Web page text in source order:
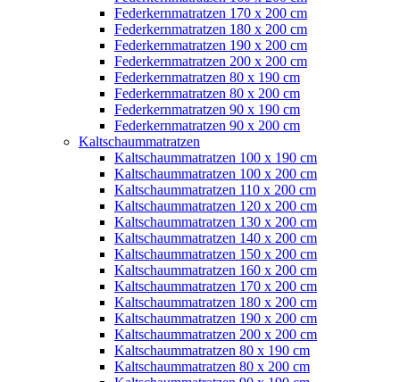
Federkernmatratzen 170 x 200 cm
Federkernmatratzen 180 x 200 cm
Federkernmatratzen 190 x 200 cm
Federkernmatratzen 200 x 200 cm
Federkernmatratzen 80 x 190 cm
Federkernmatratzen 80 x 200 cm
Federkernmatratzen 90 x 190 cm
Federkernmatratzen 90 x 200 cm
Kaltschaummatratzen
Kaltschaummatratzen 100 x 190 cm
Kaltschaummatratzen 100 x 200 cm
Kaltschaummatratzen 110 x 200 cm
Kaltschaummatratzen 120 x 200 cm
Kaltschaummatratzen 130 x 200 cm
Kaltschaummatratzen 140 x 200 cm
Kaltschaummatratzen 150 x 200 cm
Kaltschaummatratzen 160 x 200 cm
Kaltschaummatratzen 170 x 200 cm
Kaltschaummatratzen 180 x 200 cm
Kaltschaummatratzen 190 x 200 cm
Kaltschaummatratzen 200 x 200 cm
Kaltschaummatratzen 80 x 190 cm
Kaltschaummatratzen 80 x 200 cm